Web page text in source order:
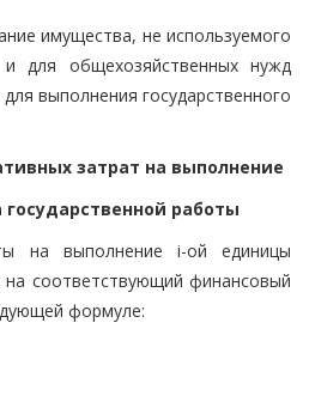
имущества, не используемого
для общехозяйственных нужд
выполнения государственного
затрат на выполнение
работы
на выполнение i-ой единицы
на соответствующий финансовый
формуле: